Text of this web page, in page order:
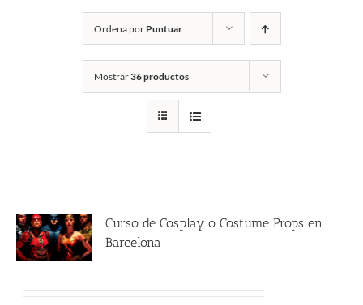
Ordena por Puntuar
Mostrar36 productos
Curso de Cosplay o Costume Props en
Barcelona